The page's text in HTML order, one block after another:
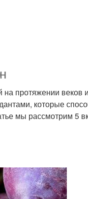
протяжении веков
которые
мы рассмотрим 5